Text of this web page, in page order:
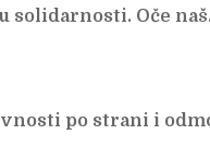
solidarnosti. Oče
po strani i